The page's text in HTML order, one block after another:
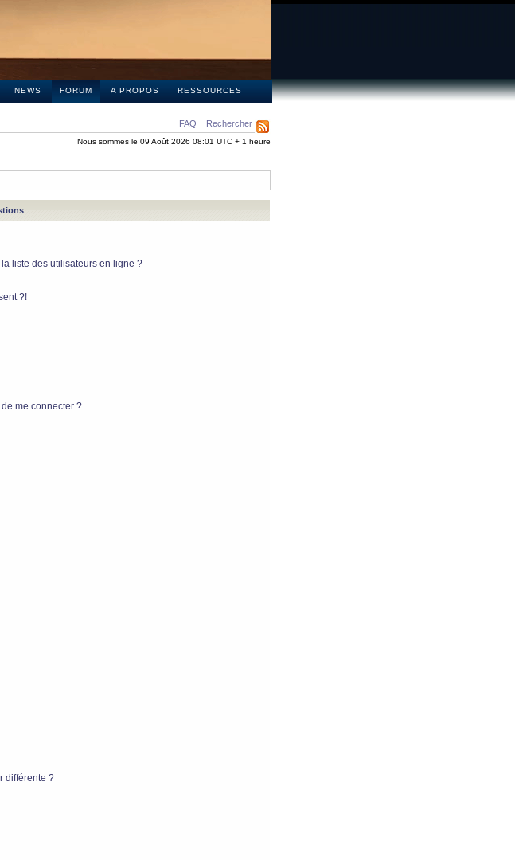
NEWS FORUM A PROPOS RESSOURCES
FAQ Rechercher
Nous sommes le 09 Août 2026 08:01 UTC + 1 heure
liste des utilisateurs en ligne ?
?!
me connecter ?
différente ?